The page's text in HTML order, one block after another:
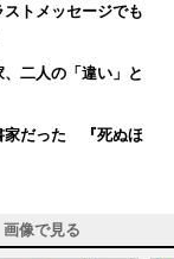
トメッセージでも
二人の「違い」と
家だった 『死ぬほ
画像で見る